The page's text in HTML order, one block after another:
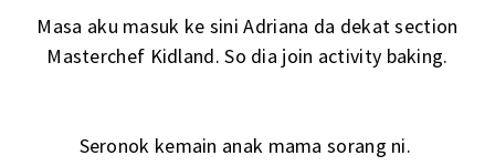
Masa aku masuk ke sini Adriana da dekat section
Masterchef Kidland. So dia join activity baking.
Seronok kemain anak mama sorang ni.